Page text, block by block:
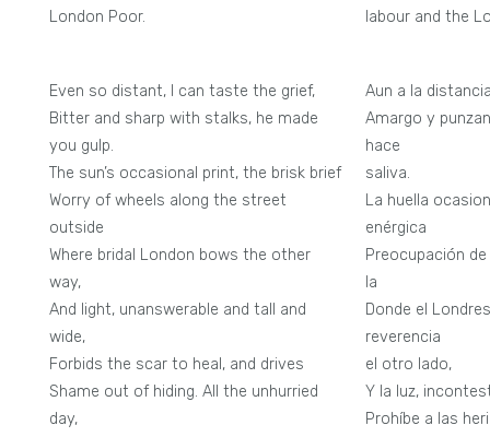
London Poor.
Even so distant, I can taste the grief,
Bitter and sharp with stalks, he made
you gulp.
The sun’s occasional print, the brisk brief
Worry of wheels along the street
outside
Where bridal London bows the other
way,
And light, unanswerable and tall and
wide,
Forbids the scar to heal, and drives
Shame out of hiding. All the unhurried
day,
labour and the
Aun a la
Amargo y
hace
saliva.
La huella
enérgica
Preocupación
la
Donde el
el otro lado,
Y la luz,
Prohíbe a las